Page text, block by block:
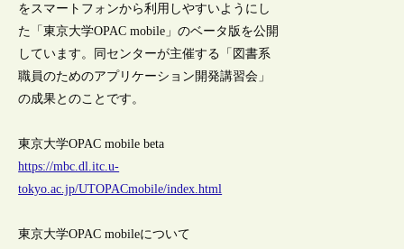
をスマートフォンから利用しやすいようにし
た「東京大学OPAC mobile」のベータ版を公開
しています。同センターが主催する「図書系
職員のためのアプリケーション開発講習会」
の成果とのことです。
東京大学OPAC mobile beta
https://mbc.dl.itc.u-
tokyo.ac.jp/UTOPACmobile/index.html
東京大学OPAC mobileについて